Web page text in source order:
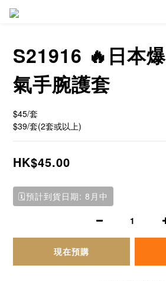
S21916 🔥日本
氣手腕護套
$45/套
$39/套(2套或以上)
HK$45.00
🗓️預計到貨日期: 8月中
現在預購